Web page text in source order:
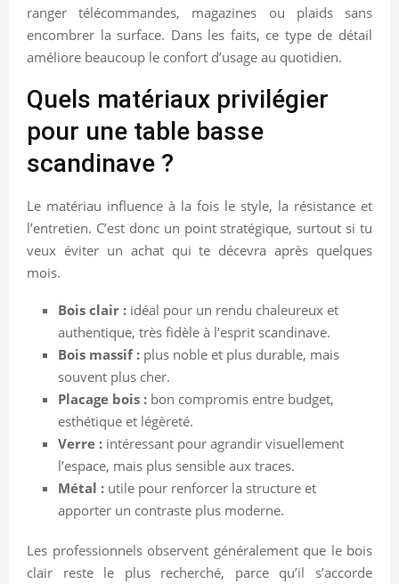
ranger télécommandes, magazines ou plaids sans
encombrer la surface. Dans les faits, ce type de détail
améliore beaucoup le confort d’usage au quotidien.
Quels matériaux privilégier
pour une table basse
scandinave ?
Le matériau influence à la fois le style, la résistance et
l’entretien. C’est donc un point stratégique, surtout si tu
veux éviter un achat qui te décevra après quelques
mois.
Bois clair : idéal pour un rendu chaleureux et
authentique, très fidèle à l’esprit scandinave.
Bois massif : plus noble et plus durable, mais
souvent plus cher.
Placage bois : bon compromis entre budget,
esthétique et légèreté.
Verre : intéressant pour agrandir visuellement
l’espace, mais plus sensible aux traces.
Métal : utile pour renforcer la structure et
apporter un contraste plus moderne.
Les professionnels observent généralement que le bois
clair reste le plus recherché, parce qu’il s’accorde